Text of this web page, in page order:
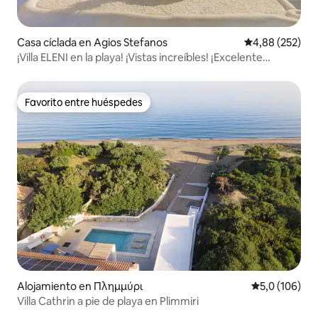
Casa cíclada en Agios Stefanos Calificación
4,88 (252)
¡Villa ELENI en la playa! ¡Vistas increíbles! ¡Excelente
Favorito entre huéspedes
Favorito entre huéspedes
Alojamiento en Πλημμύρι Calificación
5,0 (106)
Villa Cathrin a pie de playa en Plimmiri